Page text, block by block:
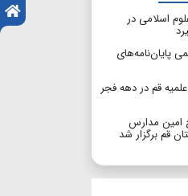
اسلامی در
پایان‌نامه‌های
قم در دهه فجر
امین مدارس
قم برگزار شد